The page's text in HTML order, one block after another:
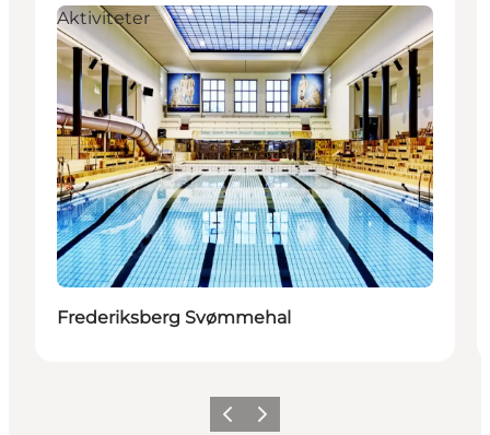
Aktiviteter
Frederiksberg Svømmehal
ForrigeNæste